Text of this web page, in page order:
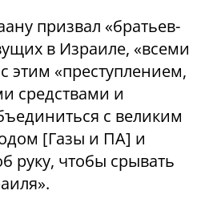
призвал «братьев-
в Израиле, «всеми
этим «преступлением,
средствами и
с великим
[Газы и ПА] и
руку, чтобы срывать